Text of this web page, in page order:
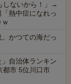
しないから！」→
熱中症になれっ
かつての海だっ
」自治体ランキン
都市 5位川口市